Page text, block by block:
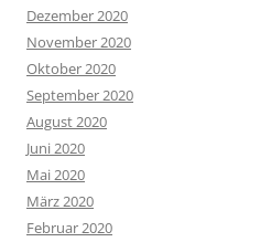
Dezember 2020
November 2020
Oktober 2020
September 2020
August 2020
Juni 2020
Mai 2020
März 2020
Februar 2020